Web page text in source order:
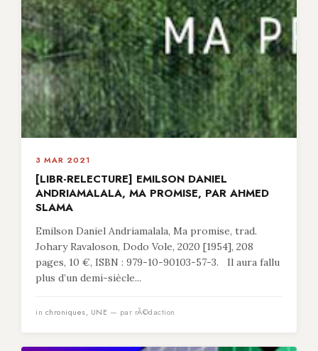
3 MAR 2021
[LIBR-RELECTURE] EMILSON DANIEL
ANDRIAMALALA, MA PROMISE, PAR AHMED
SLAMA
Emilson Daniel Andriamalala, Ma promise, trad.
Johary Ravaloson, Dodo Vole, 2020 [1954], 208
pages, 10 €, ISBN : 979-10-90103-57-3. Il aura fallu
plus d’un demi-siècle...
in chroniques, UNE — par rÃ©daction